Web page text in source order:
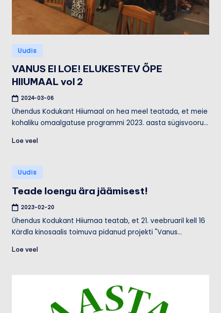
a
a
Posted
Uudis
VANUS EI LOE! ELUKESTEV ÕPE
HIIUMAAL vol 2
2024-03-06
Ühendus Kodukant Hiiumaal on hea meel teatada, et meie
kohaliku omaalgatuse programmi 2023. aasta sügisvooru…
Loe veel
Posted
Uudis
Teade loengu ära jäämisest!
2023-02-20
Ühendus Kodukant Hiiumaa teatab, et 21. veebruaril kell 16
Kärdla kinosaalis toimuva pidanud projekti "Vanus…
Loe veel